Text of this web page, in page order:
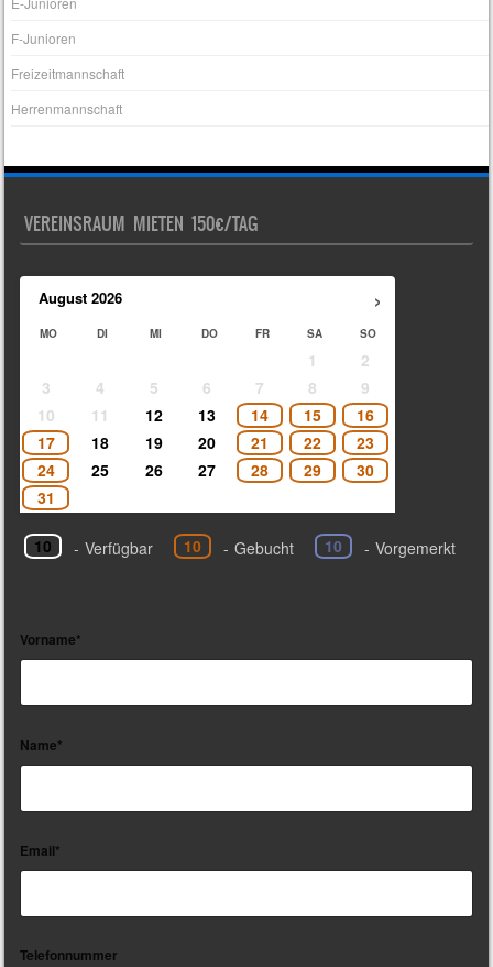
F-Junioren
Freizeitmannschaft
Herrenmannschaft
VEREINSRAUM MIETEN 150€/TAG
›
August 2026
MO DI MI DO FR SA SO
1
2
3
4 5 6 7 8
9
10
11 12 13 14 15
16
17
18 19 20 21 22
23
24
25 26 27 28 29
30
31
10 - Verfügbar 10 - Gebucht 10 - Vorgemerkt
Vorname*
Name*
Email*
Telefonnummer